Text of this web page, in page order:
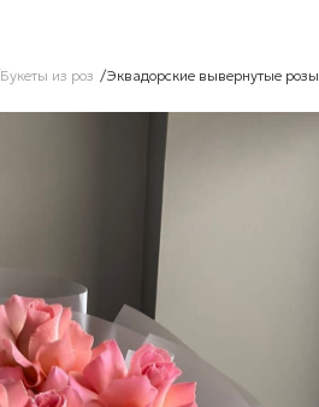
Букеты из роз Эквадорские вывернутые